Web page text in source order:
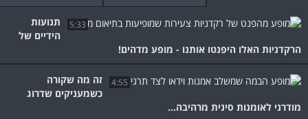
5:33
תנועות
הידיים של
הרקדניות האלו היפנטו אותנו - מופע מדהים!
4:55
זה מה שקורה
כשמעניקים שדרוג
מודרני לאומנות סינית מרהיבה...